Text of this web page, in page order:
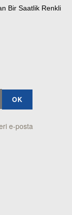
Bir Saatlik Renkli
e-posta